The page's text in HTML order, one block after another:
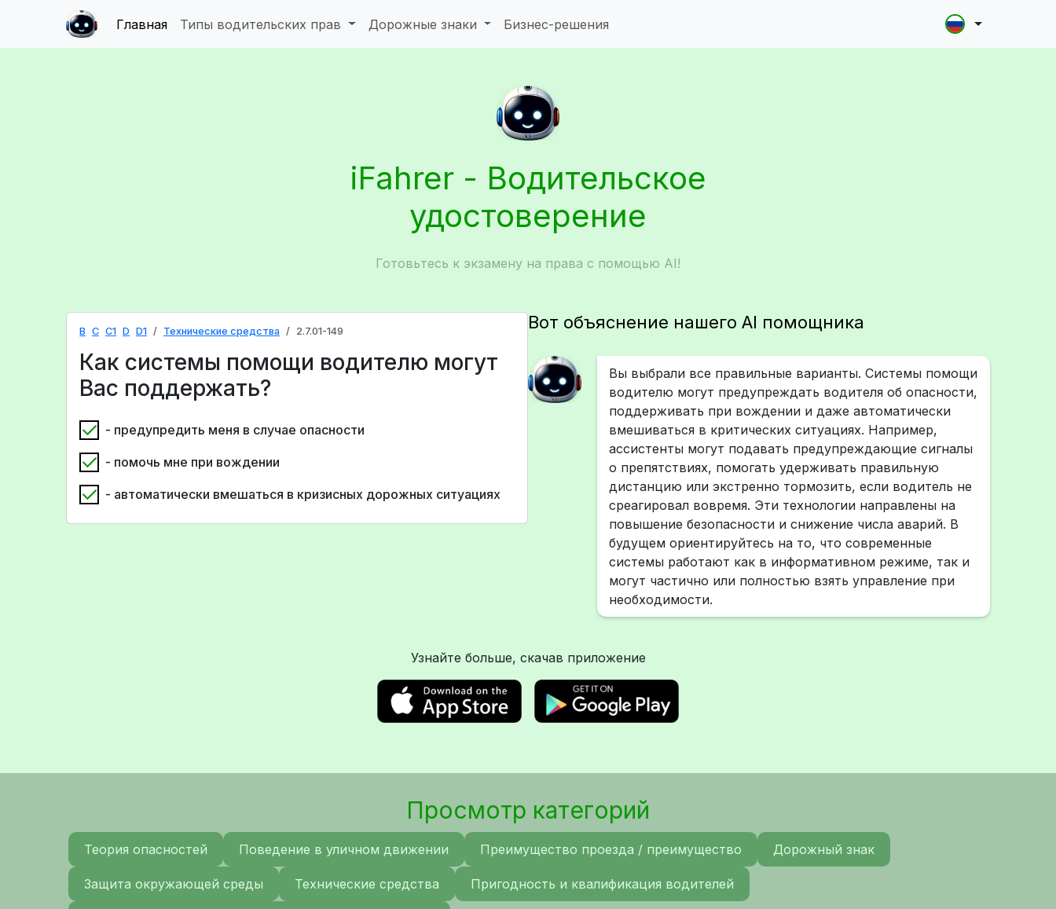
Главная Типы водительских прав Дорожные знаки Бизнес-решения
iFahrer - Водительское
удостоверение
Готовьтесь к экзамену на права с помощью AI!
B C C1 D D1 Технические средства 2.7.01-149
Как системы помощи водителю могут
Вас поддержать?
- предупредить меня в случае опасности
- помочь мне при вождении
- автоматически вмешаться в кризисных дорожных ситуациях
Вот объяснение нашего AI помощника
Вы выбрали все правильные варианты. Системы помощи
водителю могут предупреждать водителя об опасности,
поддерживать при вождении и даже автоматически
вмешиваться в критических ситуациях. Например,
ассистенты могут подавать предупреждающие сигналы
о препятствиях, помогать удерживать правильную
дистанцию или экстренно тормозить, если водитель не
среагировал вовремя. Эти технологии направлены на
повышение безопасности и снижение числа аварий. В
будущем ориентируйтесь на то, что современные
системы работают как в информативном режиме, так и
могут частично или полностью взять управление при
необходимости.
Узнайте больше, скачав приложение
Просмотр категорий
Теория опасностей Поведение в уличном движении Преимущество проезда / преимущество Дорожный знак
Защита окружающей среды Технические средства Пригодность и квалификация водителей